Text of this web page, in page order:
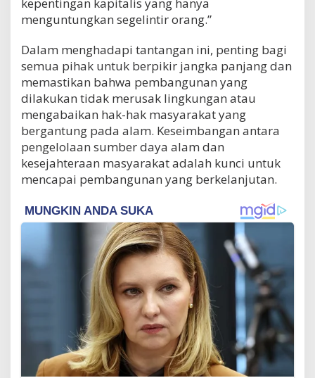
kepentingan kapitalis yang hanya
menguntungkan segelintir orang.”
Dalam menghadapi tantangan ini, penting bagi
semua pihak untuk berpikir jangka panjang dan
memastikan bahwa pembangunan yang
dilakukan tidak merusak lingkungan atau
mengabaikan hak-hak masyarakat yang
bergantung pada alam. Keseimbangan antara
pengelolaan sumber daya alam dan
kesejahteraan masyarakat adalah kunci untuk
mencapai pembangunan yang berkelanjutan.